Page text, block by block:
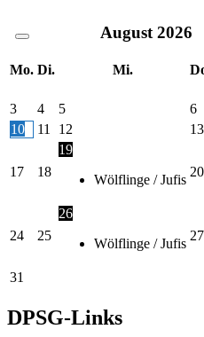
August 2026
Mo. Di. Mi.
3
4 5 6
10
11 12 13
17 18
19
Wölflinge / Jufis
20
24 25
26
Wölflinge / Jufis
27
31
DPSG-Links